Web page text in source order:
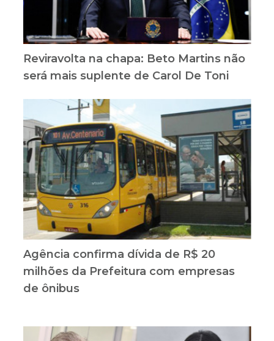
Reviravolta na chapa: Beto Martins não
será mais suplente de Carol De Toni
Agência confirma dívida de R$ 20
milhões da Prefeitura com empresas
de ônibus